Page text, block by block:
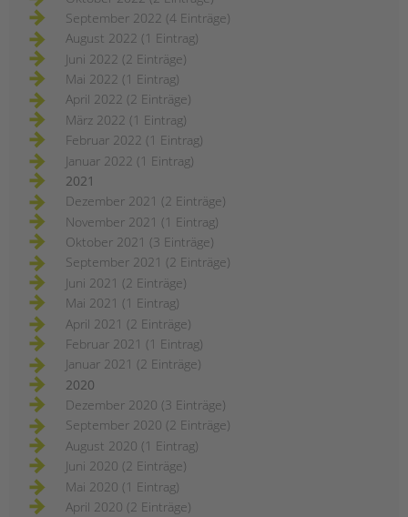
September 2022 (4 Einträge)
August 2022 (1 Eintrag)
Juni 2022 (2 Einträge)
Mai 2022 (1 Eintrag)
April 2022 (2 Einträge)
März 2022 (1 Eintrag)
Februar 2022 (1 Eintrag)
Januar 2022 (1 Eintrag)
2021
Dezember 2021 (2 Einträge)
November 2021 (1 Eintrag)
Oktober 2021 (3 Einträge)
September 2021 (2 Einträge)
Juni 2021 (2 Einträge)
Mai 2021 (1 Eintrag)
April 2021 (2 Einträge)
Februar 2021 (1 Eintrag)
Januar 2021 (2 Einträge)
2020
Dezember 2020 (3 Einträge)
September 2020 (2 Einträge)
August 2020 (1 Eintrag)
Juni 2020 (2 Einträge)
Mai 2020 (1 Eintrag)
April 2020 (2 Einträge)